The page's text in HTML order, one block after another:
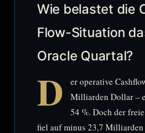
Wie belastet die
Flow-Situation
Oracle Quartal?
D
er operative
Milliarden Dollar –
54 %. Doch der
fiel auf minus 23,7 Milliarden